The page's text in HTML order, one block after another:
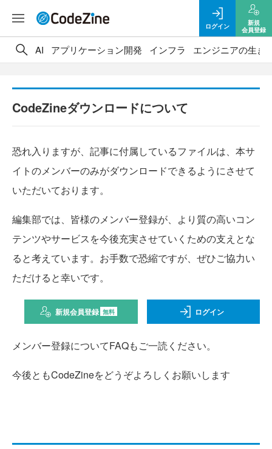
ログイン
新規
会員登録
AI アプリケーション開発 インフラ エンジニアの生き
CodeZineダウンロードについて
恐れ入りますが、記事に付属しているファイルは、本サ
イトのメンバーのみがダウンロードできるようにさせて
いただいております。
編集部では、皆様のメンバー登録が、より質の高いコン
テンツやサービスを今後充実させていくための支えとな
ると考えています。お手数で恐縮ですが、ぜひご協力い
ただけると幸いです。
新規会員登録 無料 ログイン
メンバー登録についてFAQもご一読ください。
今後ともCodeZineをどうぞよろしくお願いします